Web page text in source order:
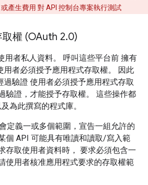
產生費用 對 API 控制台專案執行測試
權 (OAuth 2.0)
用者私人資料。 呼叫這些平台前 擁有
用者必須授予應用程式存取權。 因此
過驗證 使用者必須授予應用程式存取
驗證，才能授予存取權。 這些操作都
為此撰寫的程式庫。
定義一或多個範圍，宣告一組允許的
個 API 可能具有唯讀和讀取/寫入範
存取使用者資料時， 要求必須包含一
使用者核准應用程式要求的存取權範